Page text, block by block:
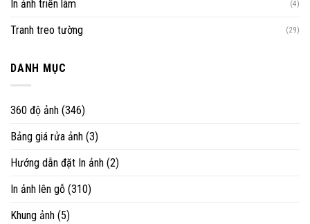
In ảnh triển lãm (4)
Tranh treo tường (29)
DANH MỤC
360 độ ảnh (346)
Bảng giá rửa ảnh (3)
Hướng dẫn đặt In ảnh (2)
In ảnh lên gỗ (310)
Khung ảnh (5)